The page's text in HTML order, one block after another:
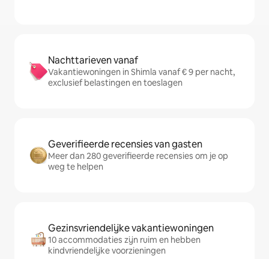
Nachttarieven vanaf
Vakantiewoningen in Shimla vanaf € 9 per nacht,
exclusief belastingen en toeslagen
Geverifieerde recensies van gasten
Meer dan 280 geverifieerde recensies om je op
weg te helpen
Gezinsvriendelijke vakantiewoningen
10 accommodaties zijn ruim en hebben
kindvriendelijke voorzieningen